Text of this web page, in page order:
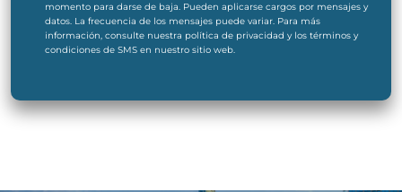
momento para darse de baja. Pueden aplicarse cargos por mensajes y
datos. La frecuencia de los mensajes puede variar. Para más
información, consulte nuestra política de privacidad y los términos y
condiciones de SMS en nuestro sitio web.